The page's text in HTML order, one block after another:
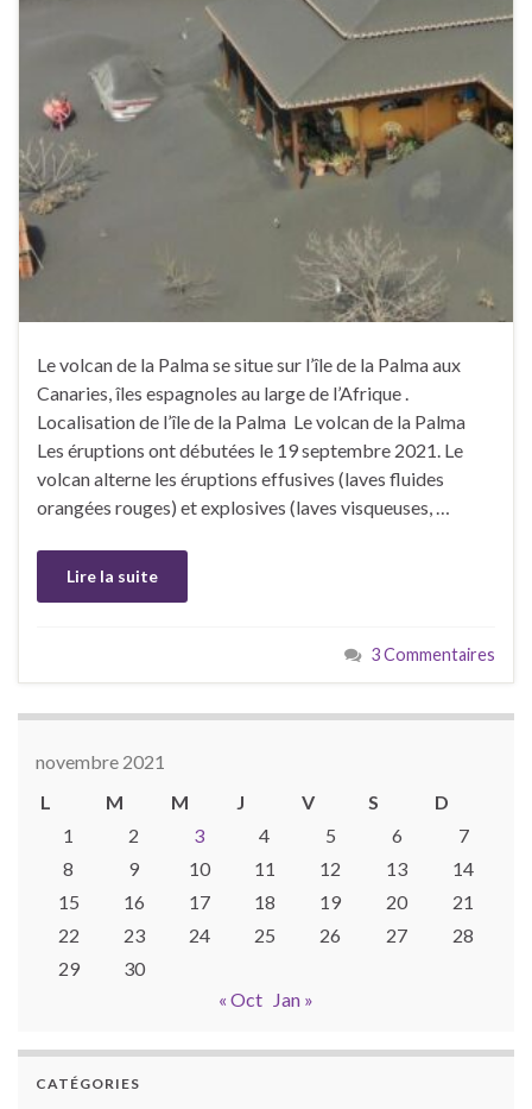
Le volcan de la Palma se situe sur l’île de la Palma aux
Canaries, îles espagnoles au large de l’Afrique .
Localisation de l’île de la Palma Le volcan de la Palma
Les éruptions ont débutées le 19 septembre 2021. Le
volcan alterne les éruptions effusives (laves fluides
orangées rouges) et explosives (laves visqueuses, …
Lire la suite
3 Commentaires
novembre 2021
L
M M J V S
D
1
2 3 4 5 6
7
8
9 10 11 12 13
14
15
16 17 18 19 20
21
22
23 24 25 26 27
28
29
30
« Oct Jan »
CATÉGORIES